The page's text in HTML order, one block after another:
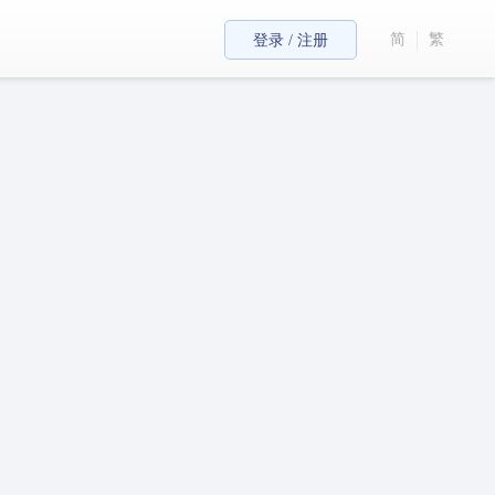
登录 / 注册 简 繁